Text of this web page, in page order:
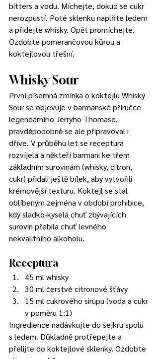
bitters a vodu. Míchejte, dokud se cukr
nerozpustí. Poté sklenku naplňte ledem
a přidejte whisky. Opět promíchejte.
Ozdobte pomerančovou kůrou a
koktejlovou třešní.
Whisky Sour
První písemná zmínka o koktejlu Whisky
Sour se objevuje v barmanské příručce
legendárního Jerryho Thomase,
pravděpodobně se ale připravoval i
dříve. V průběhu let se receptura
rozvíjela a někteří barmani ke třem
základním surovinám (whisky, citron,
cukr) přidali ještě bílek, aby vytvořili
krémovější texturu. Koktejl se stal
oblíbeným zejména v období prohibice,
kdy sladko-kyselá chuť zbývajících
surovin přebila chuť levného
nekvalitního alkoholu.
Receptura
45 ml whisky
30 ml čerstvé citronové šťávy
15 ml cukrového sirupu (voda a cukr
v poměru 1:1)
Ingredience nadávkujte do šejkru spolu
s ledem. Důkladně protřepejte a
přelijte do koktejlové sklenky. Ozdobte